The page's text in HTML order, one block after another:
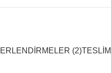
(2)